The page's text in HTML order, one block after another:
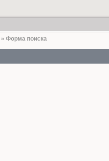
» Форма поиска